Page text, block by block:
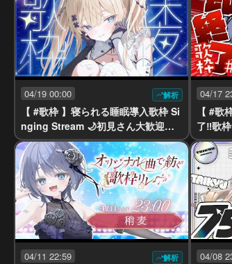
04/19 00:00 解析
【 #歌枠 】寝られる睡眠導入歌枠 Si
nging Stream 🌙初見さん大歓迎【y
ayamugi】【VTuber】
04/17
【 #歌
了‼️歌
5
04/11 22:59 解析 04/08